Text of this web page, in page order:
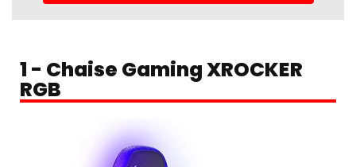
1 - Chaise Gaming XROCKER
RGB